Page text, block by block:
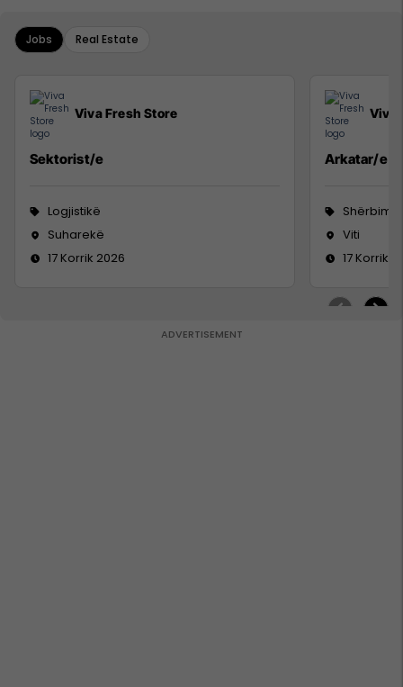
Jobs Real Estate
Viva Fresh Store
Sektorist/e
Logjistikë
Suharekë
17 Korrik 2026
Viva
Arkatar/e
Viti
17 Korrik